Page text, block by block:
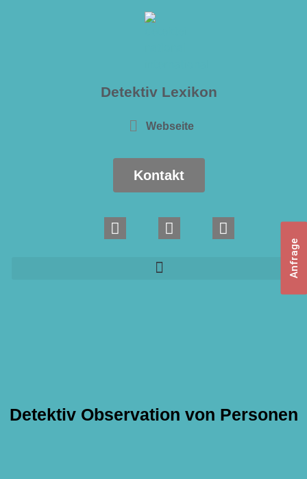
Detektiv Lexikon
Webseite
Kontakt
Detektiv Observation von Personen
Anfrage